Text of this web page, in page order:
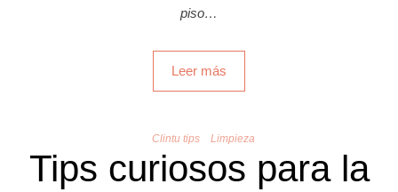
piso…
Leer más
Clintu tips Limpieza
Tips curiosos para la